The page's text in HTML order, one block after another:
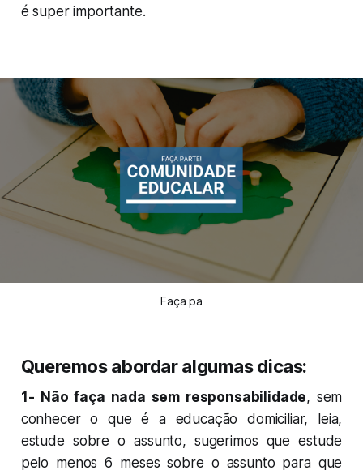
é super importante.
Faça pa
Queremos abordar algumas dicas:
1- Não faça nada sem responsabilidade, sem
conhecer o que é a educação domiciliar, leia,
estude sobre o assunto, sugerimos que estude
pelo menos 6 meses sobre o assunto para que